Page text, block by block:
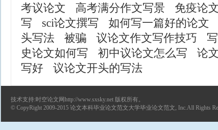
考议论文
高考满分作文写景
免疫论
写
sci论文撰写
如何写一篇好的论文
头写法
被骗 议论文作文写作技巧
史论文如何写
初中议论文怎么写
论
写好
议论文开头的写法
技术支持:时空论文网http://www.sxsky.net 版权所有。
© CopyRight 2009-2015 论文本科毕业论文范文大学毕业论文范文, Inc.All Rights